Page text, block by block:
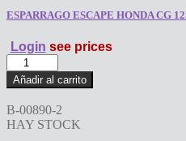
-
BIZ
SUPER
MEDIDA
L:40)
*
ESPARRAGO ESCAPE HONDA CG
Login see prices
ESPARRAGO
ESCAPE
HONDA
CG
125
TITAN
Añadir al carrito
B-00890-2
HAY STOCK